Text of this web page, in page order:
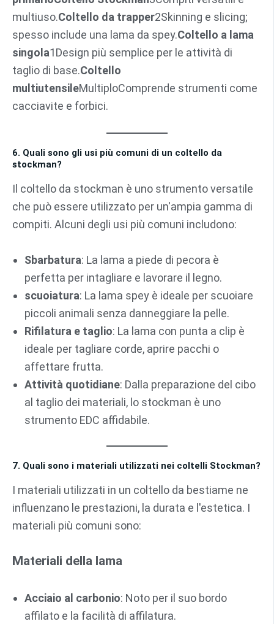
multiuso.Coltello da trapper2Skinning e slicing;
spesso include una lama da spey.Coltello a lama
singola1Design più semplice per le attività di
taglio di base.Coltello
multiutensileMultiploComprende strumenti come
cacciavite e forbici.
6. Quali sono gli usi più comuni di un coltello da
stockman?
Il coltello da stockman è uno strumento versatile
che può essere utilizzato per un'ampia gamma di
compiti. Alcuni degli usi più comuni includono:
Sbarbatura: La lama a piede di pecora è
perfetta per intagliare e lavorare il legno.
scuoiatura: La lama spey è ideale per scuoiare
piccoli animali senza danneggiare la pelle.
Rifilatura e taglio: La lama con punta a clip è
ideale per tagliare corde, aprire pacchi o
affettare frutta.
Attività quotidiane: Dalla preparazione del cibo
al taglio dei materiali, lo stockman è uno
strumento EDC affidabile.
7. Quali sono i materiali utilizzati nei coltelli Stockman?
I materiali utilizzati in un coltello da bestiame ne
influenzano le prestazioni, la durata e l'estetica. I
materiali più comuni sono:
Materiali della lama
Acciaio al carbonio: Noto per il suo bordo
affilato e la facilità di affilatura.